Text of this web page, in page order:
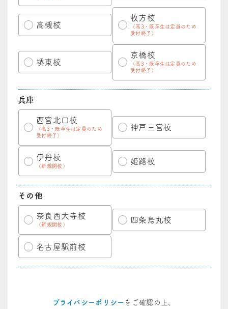
高槻校
枚方校
（高3・既卒生は定員のため
受付終了）
堺東校
京橋校
（高3・既卒生は定員のため
受付終了）
兵庫
西宮北口校
（高3・既卒生は定員のため
受付終了）
神戸三宮校
伊丹校
（新規開校）
姫路校
その他
奈良西大寺校
（新規開校）
四条烏丸校
名古屋駅前校
プライバシーポリシー をご確認の上、